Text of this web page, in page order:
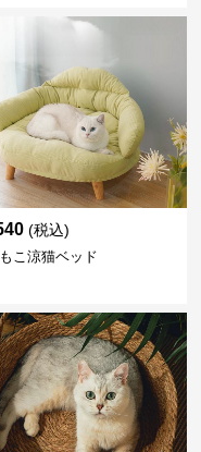
(税込)
こ涼猫ベッド